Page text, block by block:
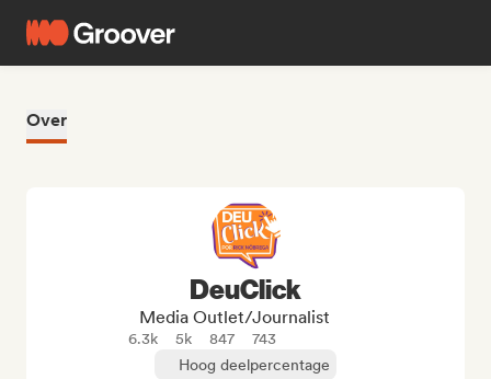
Over
DeuClick
Media Outlet/Journalist
6.3k 5k 847
743
Hoog deelpercentage